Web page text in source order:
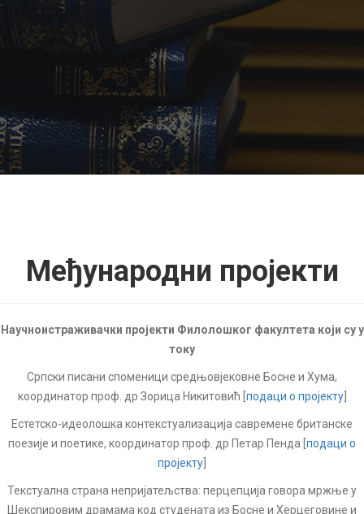
Међународни пројекти
Научноистраживачки пројекти Филолошког факултета који су у
току
Српски писани споменици средњовјековне Босне и Хума,
координатор проф. др Зорица Никитовић [ подаци о пројекту]
Естетско-идеолошка контекстуализација савремене британске
поезије и поетике, координатор проф. др Петар Пенда [ подаци о
пројекту
Текстуална страна непријатељства: перцепција говора мржње у
Шекспировим драмама код студената из Босне и Херцеговине и